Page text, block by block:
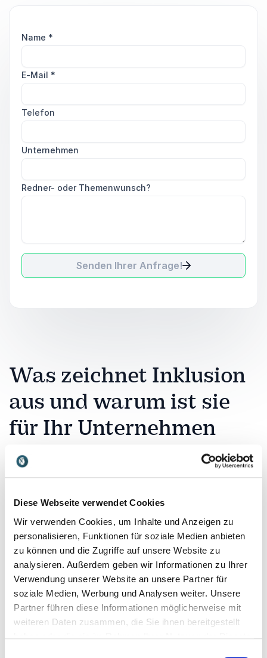
Diese Webseite verwendet Cookies
Wir verwenden Cookies, um Inhalte und Anzeigen zu
personalisieren, Funktionen für soziale Medien anbieten
zu können und die Zugriffe auf unsere Website zu
analysieren. Außerdem geben wir Informationen zu Ihrer
Verwendung unserer Website an unsere Partner für
soziale Medien, Werbung und Analysen weiter. Unsere
Partner führen diese Informationen möglicherweise mit
weiteren Daten zusammen, die Sie ihnen bereitgestellt
Name *
E-Mail *
Telefon
Unternehmen
Redner- oder Themenwunsch?
Senden Ihrer Anfrage!
Was zeichnet Inklusion
aus und warum ist sie
für Ihr Unternehmen
relevant?
bedeutet, dass alle Menschen ihre Fähigkeiten
Unternehmen ist das relevant, weil inklusive Teams
häufig kreativer, resilienter und näher an
unterschiedlichen Kundengruppen sind. Gleichzeitig
stärkt Inklusion Vertrauen, Arbeitgeberattraktivität
und Zusammenhalt. Unsere Referenten zeigen, wie
Organisationen Barrieren erkennen, Vorurteile
abbauen und eine Kultur schaffen, in der Menschen
respektvoll und wirksam zusammenarbeiten.